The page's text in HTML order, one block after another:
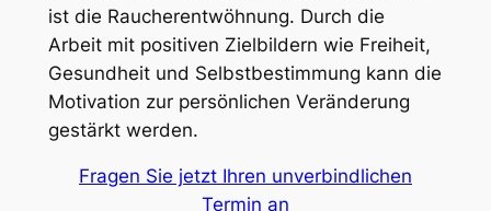
ist die Raucherentwöhnung. Durch die
Arbeit mit positiven Zielbildern wie Freiheit,
Gesundheit und Selbstbestimmung kann die
Motivation zur persönlichen Veränderung
gestärkt werden.
Fragen Sie jetzt Ihren unverbindlichen
Termin an